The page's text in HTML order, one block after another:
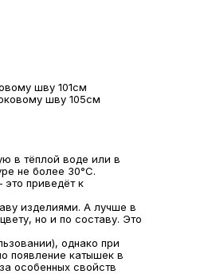
шву 101см
шву 105см
в тёплой воде или в
не более 30°С.
приведёт к
изделиями. А лучше в
но и по составу. Это
однако при
появление катышек в
особенных свойств